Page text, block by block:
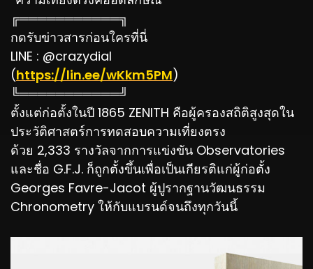
╔═══════════╗
กดรับข่าวสารก่อนใครที่นี่
LINE : @crazydial
(https://lin.ee/wKkm5PM)
╚═══════════╝
ตั้งแต่ก่อตั้งในปี 1865 ZENITH คือผู้ครองสถิติสูงสุดใน
ประวัติศาสตร์การทดสอบความเที่ยงตรง
ด้วย 2,333 รางวัลจากการแข่งขัน Observatories
และชื่อ G.F.J. ก็ถูกตั้งขึ้นเพื่อเป็นเกียรติแก่ผู้ก่อตั้ง
Georges Favre-Jacot ผู้ปูรากฐานวัฒนธรรม
Chronometry ให้กับแบรนด์จนถึงทุกวันนี้